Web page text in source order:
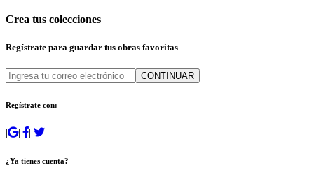
Crea tus colecciones
Regístrate para guardar tus obras favoritas
CONTINUAR
Regístrate con:
| | | |
¿Ya tienes cuenta?